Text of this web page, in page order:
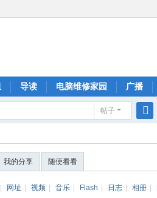
导读 电脑维修家园 广播
帖子
索
我的分享 随便看看
网址 视频 音乐 Flash 日志 相册